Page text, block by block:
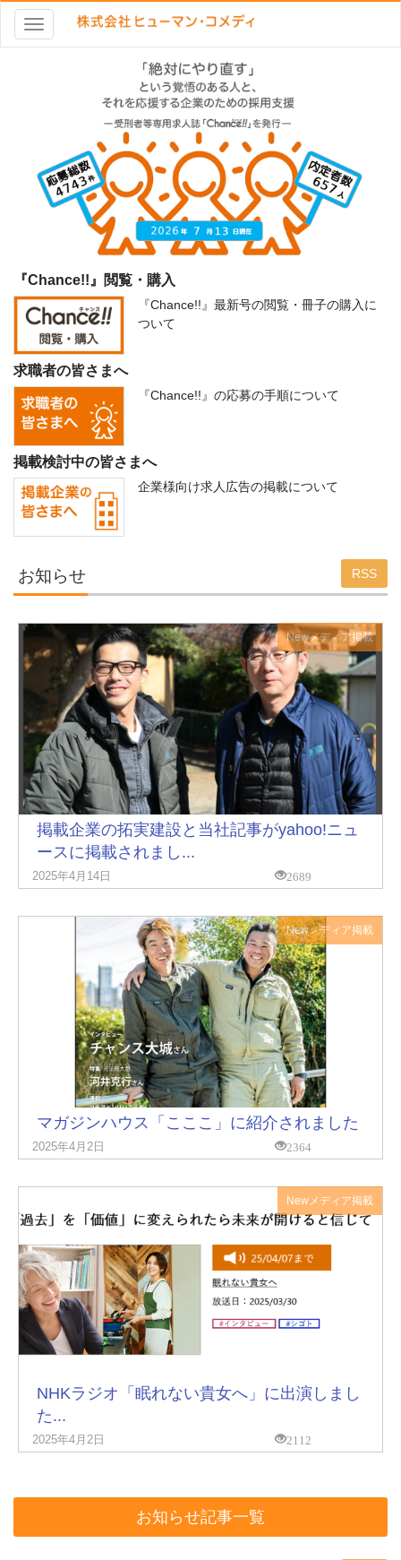
Toggle
『Chance!!』閲覧・購入
『Chance!!』最新号の閲覧・冊子の購入に
ついて
求職者の皆さまへ
『Chance!!』の応募の手順について
掲載検討中の皆さまへ
企業様向け求人広告の掲載について
お知らせ RSS
Newメディア掲載
掲載企業の拓実建設と当社記事がyahoo!ニュ
ースに掲載されまし...
2025年4月14日 2689
Newメディア掲載
マガジンハウス「こここ」に紹介されました
2025年4月2日 2364
Newメディア掲載
NHKラジオ「眠れない貴女へ」に出演しまし
た...
2025年4月2日 2112
お知らせ記事一覧